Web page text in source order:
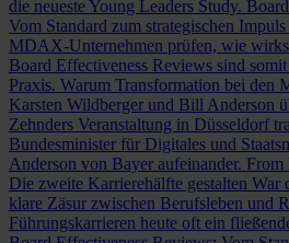
die neueste Young Leaders Study.
Vom Standard zum strategischen Impuls
MDAX-Unternehmen prüfen, wie
Board Effectiveness Reviews sind
Praxis. Warum Transformation bei den
Karsten Wildberger und Bill Anderson
Zehnders Veranstaltung in Düsseldorf
Bundesminister für Digitales und
Anderson von Bayer aufeinander. From
Die zweite Karrierehälfte gestalten War
klare Zäsur zwischen Berufsleben und
Führungskarrieren heute oft ein